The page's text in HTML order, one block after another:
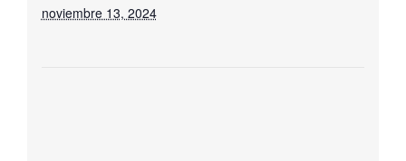
noviembre 13, 2024